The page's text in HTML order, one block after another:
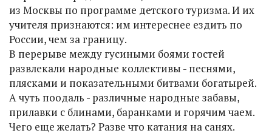
из Москвы по программе детского туризма. И их
учителя признаются: им интереснее ездить по
России, чем за границу.
В перерыве между гусиными боями гостей
развлекали народные коллективы - песнями,
плясками и показательными битвами богатырей.
А чуть поодаль - различные народные забавы,
прилавки с блинами, баранками и горячим чаем.
Чего еще желать? Разве что катания на санях.